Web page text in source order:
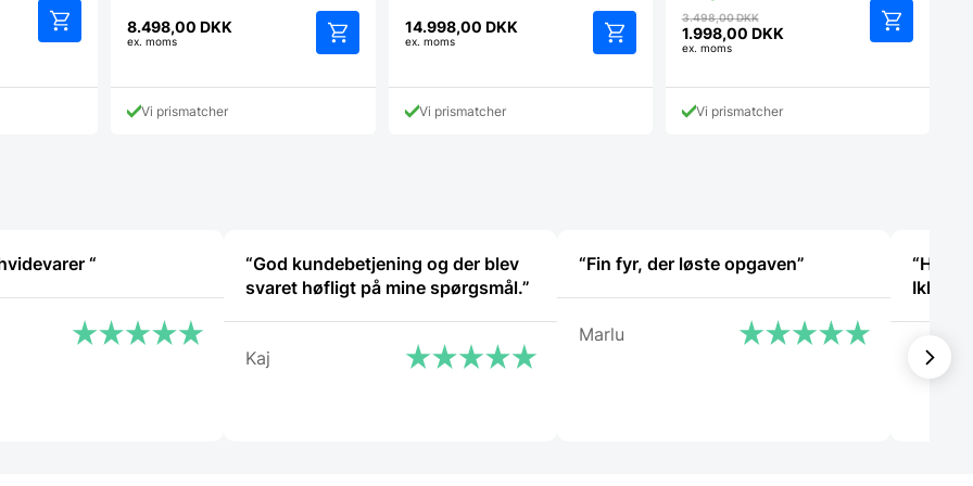
DKK.
8.498,00DKK
ex. moms
Vi prismatcher
14.998,00 DKK
ex. moms
Vi prismatcher
3.498,00DKKDen
oprindelige
3.498,00 DKK.
1.998,00 DKK
Den
pris
er:
ex. moms
Vi prismatcher
“Ekspert i hvidevarer “
“God kundebetjening og der blev
svaret høfligt på mine spørgsmål.”
Kaj
“Fin fyr, der løste opgaven”
Marlu
Helle